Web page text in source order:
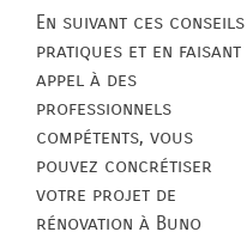
En suivant ces conseils
pratiques et en faisant
appel à des
professionnels
compétents, vous
pouvez concrétiser
votre projet de
rénovation à Buno